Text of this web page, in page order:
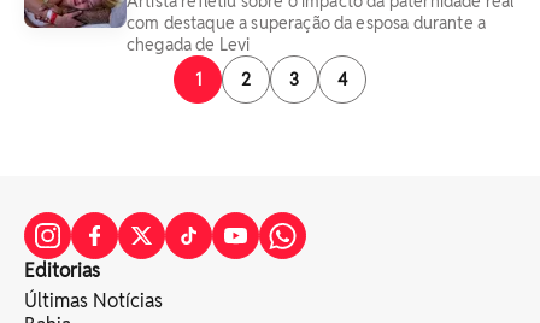
com destaque a superação da esposa durante a
chegada de Levi
1
2 3 4
Editorias
Últimas Notícias